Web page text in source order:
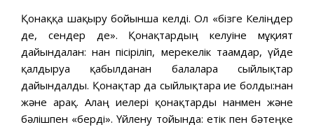
Қонаққа шақыру бойынша келді. Ол «бізге Келіңдер
де, сендер де». Қонақтардың келуіне мұқият
дайындалған: нан пісіріліп, мерекелік тағамдар, үйде
қалдыруға қабылданған балаларға сыйлықтар
дайындалды. Қонақтар да сыйлықтарға ие болды:нан
және арақ. Алаң иелері қонақтарды нанмен және
бәлішпен «берді». Үйлену тойында: етік пен бәтеңке